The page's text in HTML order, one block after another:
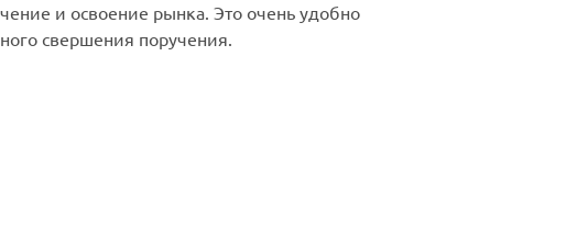
и освоение рынка. Это очень удобно
свершения поручения.